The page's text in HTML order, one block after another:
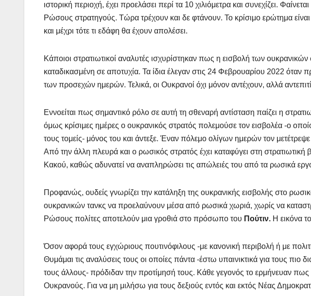
ιστορική περιοχή, έχει προελάσει περί τα 10 χιλιόμετρα και συνεχίζει.
Ρώσους στρατηγούς. Τώρα τρέχουν και δε φτάνουν. Το κρίσιμο ερώτημα είναι
και μέχρι τότε τι εδάφη θα έχουν απολέσει.
Κάποιοι στρατιωτικοί αναλυτές ισχυρίστηκαν πως η εισβολή των
καταδικασμένη σε αποτυχία. Τα ίδια έλεγαν στις 24 Φεβρουαρίου 2022 όταν
των προσεχών ημερών. Τελικά, οι Ουκρανοί όχι μόνον αντέχουν, αλλά
Εννοείται πως σημαντικό ρόλο σε αυτή τη σθεναρή αντίσταση παίζει η
όμως κρίσιμες ημέρες ο ουκρανικός στρατός πολεμούσε τον εισβολέα -ο
τους τομείς- μόνος του και άντεξε. Έναν πόλεμο ολίγων ημερών τον
Από την άλλη πλευρά και ο ρωσικός στρατός έχει καταφύγει στη στρατιωτική
Κακού, καθώς αδυνατεί να αναπληρώσει τις απώλειές του από τα ρωσικά
Προφανώς, ουδείς γνωρίζει την κατάληξη της ουκρανικής εισβολής στο
ουκρανικών τανκς να προελαύνουν μέσα από ρωσικά χωριά, χωρίς να
Ρώσους πολίτες αποτελούν μια γροθιά στο πρόσωπο του Πούτιν. Η εικόνα
Όσον αφορά τους εγχώριους πουτινόφιλους -με κανονική περιβολή ή με
Θυμάμαι τις αναλύσεις τους οι οποίες πάντα -έστω υπαινικτικά για τους πιο
τους άλλους- πρόδιδαν την προτίμησή τους. Κάθε γεγονός το ερμήνευαν πως
Ουκρανούς. Για να μη μιλήσω για τους δεξιούς εντός και εκτός Νέας